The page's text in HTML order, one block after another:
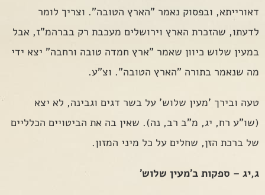
דאורייתא, ובפסוק נאמר "הארץ הטובה". וצריך לומר
לדעתו, שהזכרת הארץ וירושלים מעכבת רק בברהמ"ז, אבל
במעין שלוש כיוון שאמר "ארץ חמדה טובה ורחבה" יצא ידי
מה שנאמר בתורה "הארץ הטובה". וצ"ע.
טעה ובירך 'מעין שלוש' על בשר דגים וגבינה, לא יצא
(שו"ע רח, יג, מ"ב רב, נה). שאין בה את הביטויים הכלליים
של ברכת הזן, שחלים על כל מיני המזון.
ג,יג – ספקות ב'מעין שלוש'